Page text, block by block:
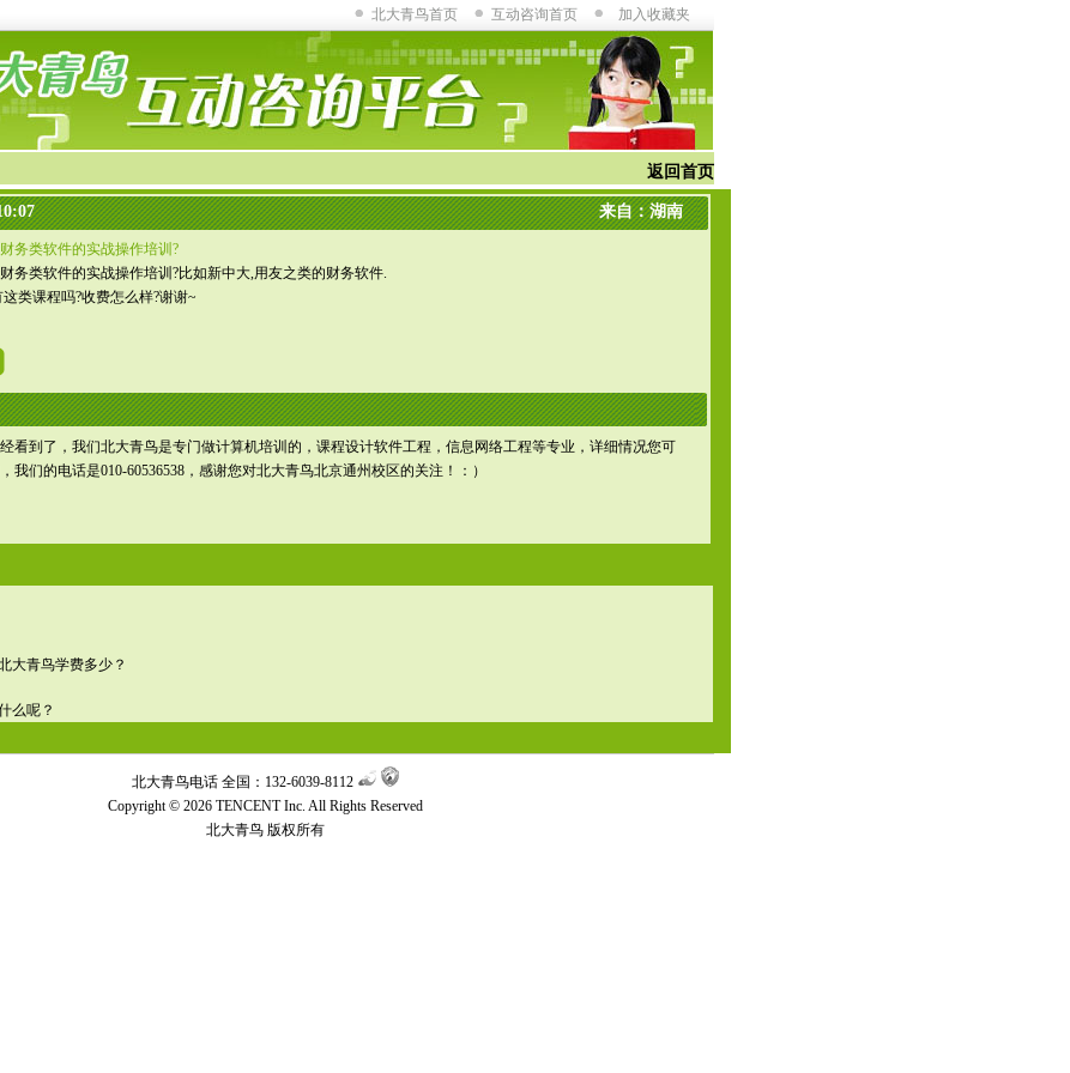
加入收藏夹
互动咨询首页
北大青鸟首页
返回首页
来自：湖南
务类软件的实战操作培训?
务类软件的实战操作培训?比如新中大,用友之类的财务软件.
类课程吗?收费怎么样?谢谢~
看到了，我们北大青鸟是专门做计算机培训的，课程设计软件工程，信息网络工程等专业，详细情况您可
我们的电话是010-60536538，感谢您对北大青鸟北京通州校区的关注！：）
大青鸟学费多少？
么呢？
北大青鸟电话 全国：132-6039-8112
Copyright © 2026 TENCENT Inc. All Rights Reserved
北大青鸟版权所有